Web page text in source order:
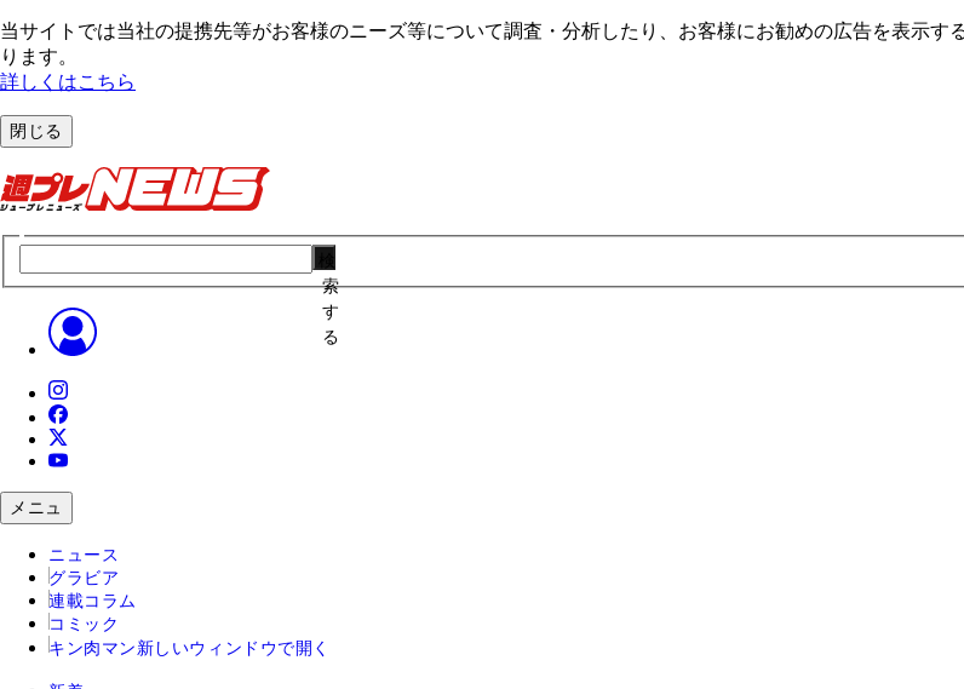
当サイトでは当社の提携先等がお客様のニーズ等について調査・分析したり、お客様にお勧めの広告を表⽰す
ります。
詳しくはこちら
閉じる
索
す
る
メニュ
ニュース
グラビア
連載コラム
コミック
キン肉マン 新しいウィンドウで開く